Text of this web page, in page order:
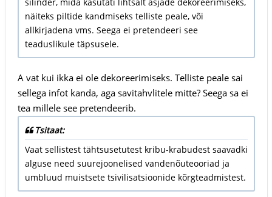
näiteks piltide kandmiseks telliste peale, või
allkirjadena vms. Seega ei pretendeeri see
teaduslikule täpsusele.
A vat kui ikka ei ole dekoreerimiseks. Telliste peale sai
sellega infot kanda, aga savitahvlitele mitte? Seega sa ei
tea millele see pretendeerib.
Tsitaat:
Vaat sellistest tähtsusetutest kribu-krabudest saavadki
alguse need suurejoonelised vandenõuteooriad ja
umbluud muistsete tsivilisatsioonide kõrgteadmistest.